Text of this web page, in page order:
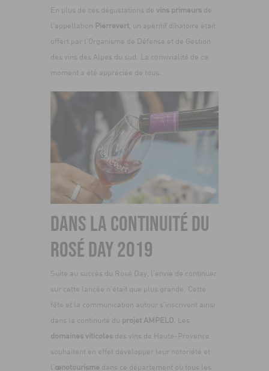
En plus de ces dégustations de vins primeurs de
l’appellation Pierrevert , un apéritif dînatoire était
offert par l’Organisme de Défense et de Gestion
des vins des Alpes du sud. La convivialité de ce
moment a été appréciée de tous.
DANS LA CONTINUITÉ DU
ROSÉ DAY 2019
Suite au succès du Rosé Day, l’envie de continuer
sur cette lancée n’était que plus grande. Cette
fête et la communication autour s’inscrivent ainsi
dans la continuité du projet AMPELO. Les
domaines viticoles des vins de Haute-Provence
souhaitent en effet développer leur notoriété et
l’œnotourisme dans ce département où tous les